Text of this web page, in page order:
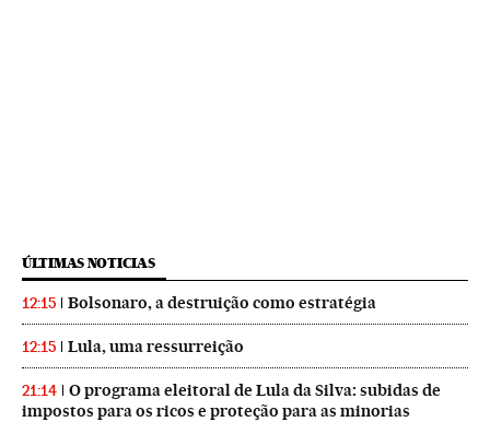
ÚLTIMAS NOTICIAS
12:15 Bolsonaro, a destruição como estratégia
12:15 Lula, uma ressurreição
21:14
O programa eleitoral de Lula da Silva: subidas de
impostos para os ricos e proteção para as minorias